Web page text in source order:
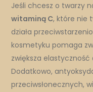
Jeśli chcesz o twarzy
witaminą C, które nie
działa
kosmetyku pomaga
zwiększa
Dodatkowo,
przeciwsłonecznych,